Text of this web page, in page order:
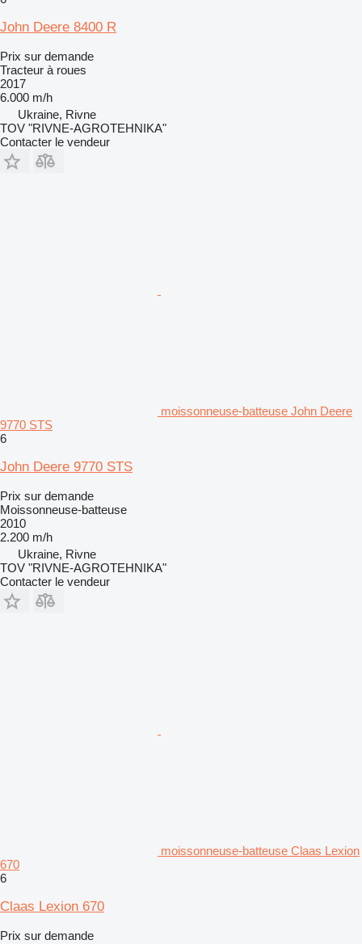
John Deere 8400 R
Prix sur demande
Tracteur à roues
2017
6.000 m/h
Ukraine, Rivne
TOV "RIVNE-AGROTEHNIKA"
Contacter le vendeur
moissonneuse-batteuse John Deere
9770 STS
6
John Deere 9770 STS
Prix sur demande
Moissonneuse-batteuse
2010
2.200 m/h
Ukraine, Rivne
TOV "RIVNE-AGROTEHNIKA"
Contacter le vendeur
moissonneuse-batteuse Claas Lexion
670
6
Claas Lexion 670
Prix sur demande